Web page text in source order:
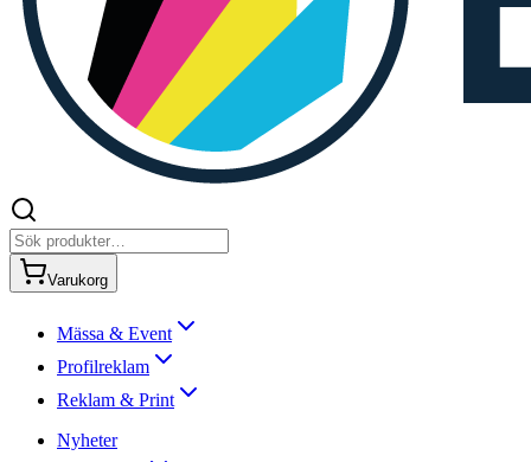
Varukorg
Mässa & Event
Profilreklam
Reklam & Print
Nyheter